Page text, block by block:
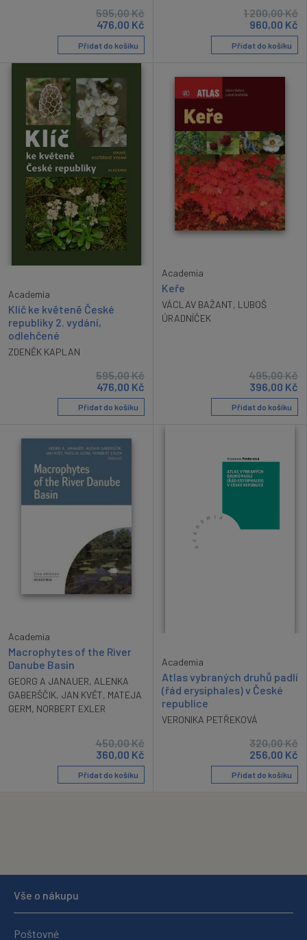
595,00Kč
476,00 Kč
Přidat do košíku
1 200,00Kč
960,00 Kč
Přidat do košíku
Academia
Klíč ke květeně České
republiky 2. vydání,
odlehčené
ZDENĚK KAPLAN
595,00Kč
476,00 Kč
Přidat do košíku
Academia
Keře
VÁCLAV BAŽANT, LUBOŠ
ÚRADNÍČEK
495,00Kč
396,00 Kč
Přidat do košíku
Academia
Macrophytes of the River
Danube Basin
GEORG A JANAUER, ALENKA
GABERŠČIK, JAN KVĚT, MATEJA
GERM, NORBERT EXLER
450,00Kč
360,00 Kč
Přidat do košíku
Academia
Atlas vybraných druhů padlí
(řád erysiphales) v České
republice
VERONIKA PETŘEKOVÁ
320,00Kč
256,00 Kč
Přidat do košíku
Vše o nákupu
Poštovné